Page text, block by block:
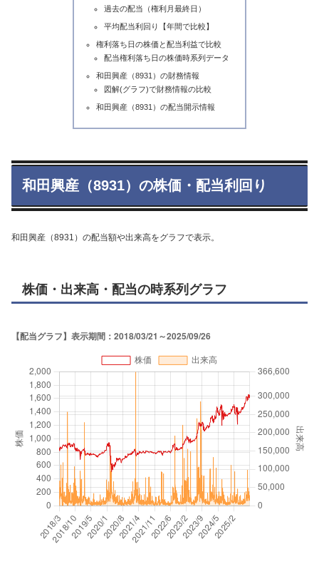
過去の配当（権利月最終日）
平均配当利回り【年間で比較】
権利落ち日の株価と配当利益で比較
配当権利落ち日の株価時系列データ
和田興産（8931）の財務情報
図解(グラフ)で財務情報の比較
和田興産（8931）の配当開示情報
和田興産（8931）の株価・配当利回り
和田興産（8931）の配当額や出来高をグラフで表示。
株価・出来高・配当の時系列グラフ